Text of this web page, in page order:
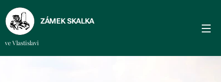
ZÁMEK SKALKA
ve Vlastislavi